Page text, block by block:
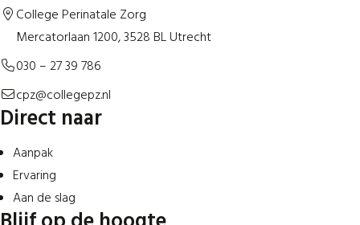
College Perinatale Zorg
Mercatorlaan 1200, 3528 BL Utrecht
030 – 27 39 786
cpz@collegepz.nl
Direct naar
Aanpak
Ervaring
Aan de slag